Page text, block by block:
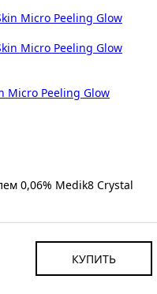
КУПИТЬ
Micro Peeling Glow
0,06% Medik8 Crystal